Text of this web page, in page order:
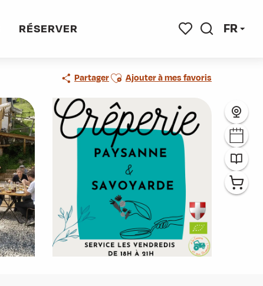
FR
RÉSERVER
PartagerAjouter aux favoris
Ajouter à mes favoris